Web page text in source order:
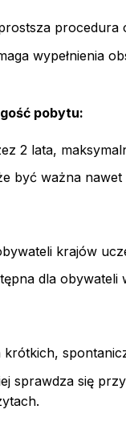
wypełnienia
pobytu:
2 lata,
być ważna nawet
krajów
dla obywateli
krótkich,
sprawdza się